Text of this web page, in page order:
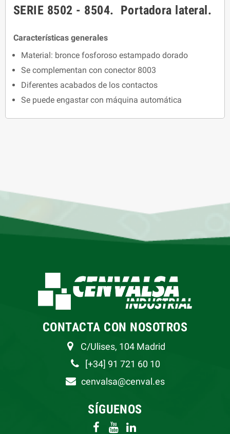
SERIE 8502 - 8504. Portadora lateral.
Características generales
Material: bronce fosforoso estampado dorado
Se complementan con conector 8003
Diferentes acabados de los contactos
Se puede engastar con máquina automática
CONTACTA CON NOSOTROS
C/Ulises, 104 Madrid
[+34] 91 721 60 10
cenvalsa@cenval.es
SÍGUENOS